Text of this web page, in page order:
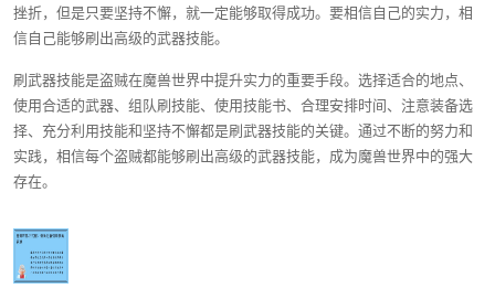
挫折，但是只要坚持不懈，就一定能够取得成功。要相信自己的实力，相
信自己能够刷出高级的武器技能。
刷武器技能是盗贼在魔兽世界中提升实力的重要手段。选择适合的地点、
使用合适的武器、组队刷技能、使用技能书、合理安排时间、注意装备选
择、充分利用技能和坚持不懈都是刷武器技能的关键。通过不断的努力和
实践，相信每个盗贼都能够刷出高级的武器技能，成为魔兽世界中的强大
存在。